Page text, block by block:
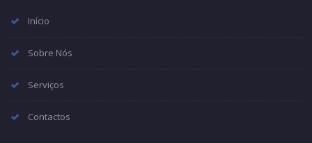
Início
Sobre Nós
Serviços
Contactos